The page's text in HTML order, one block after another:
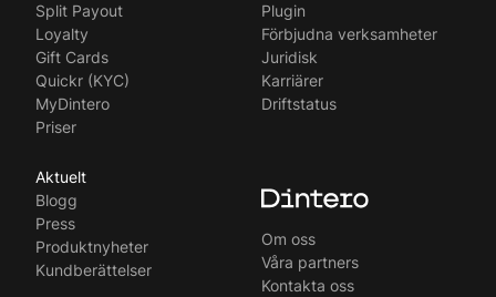
Split Payout
Loyalty
Gift Cards
Quickr (KYC)
MyDintero
Priser
Plugin
Förbjudna verksamheter
Juridisk
Karriärer
Driftstatus
Aktuelt
Blogg
Press
Produktnyheter
Kundberättelser
Om oss
Våra partners
Kontakta oss